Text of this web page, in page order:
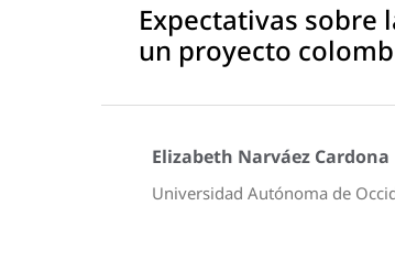
Expectativas sobre
un proyecto
Elizabeth Narváez Cardona
Universidad Autónoma de